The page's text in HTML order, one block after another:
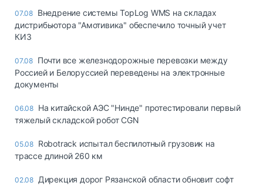
07.08 Внедрение системы TopLog WMS на складах
дистрибьютора "Амотивика" обеспечило точный учет
КИЗ
07.08 Почти все железнодорожные перевозки между
Россией и Белоруссией переведены на электронные
документы
06.08 На китайской АЭС "Нинде" протестировали первый
тяжелый складской робот CGN
05.08 Robotrack испытал беспилотный грузовик на
трассе длиной 260 км
02.08 Дирекция дорог Рязанской области обновит софт